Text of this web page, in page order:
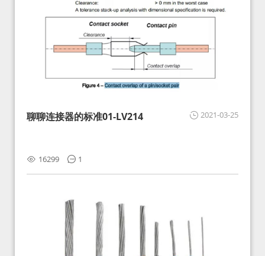
2021-03-25
聊聊连接器的标准01-LV214
16299 1